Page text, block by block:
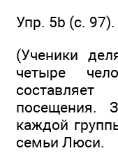
Упр. 5b (с. 97).
(Ученики
четыре
посещения.
каждой
семьи Люси.